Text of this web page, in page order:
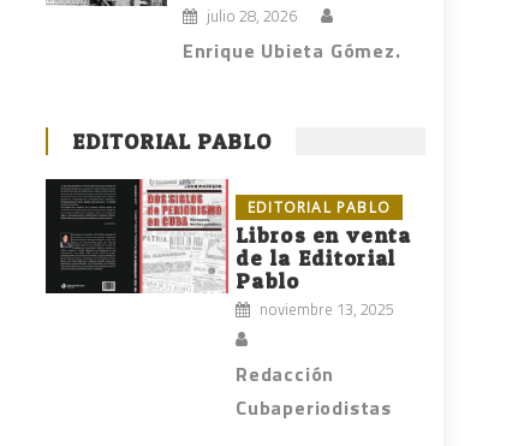
julio 28, 2026
Enrique Ubieta Gómez.
EDITORIAL PABLO
EDITORIAL PABLO
Libros en venta
de la Editorial
Pablo
noviembre 13, 2025
Redacción
Cubaperiodistas